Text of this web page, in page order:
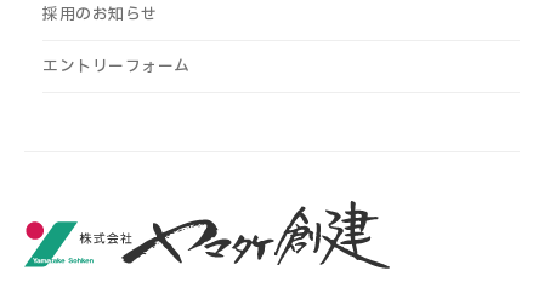
採用のお知らせ
エントリーフォーム